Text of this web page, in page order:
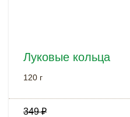
Луковые кольца
120 г
349₽